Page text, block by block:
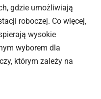
gdzie umożliwiają
roboczej. Co więcej,
wysokie
wyborem dla
którym zależy na